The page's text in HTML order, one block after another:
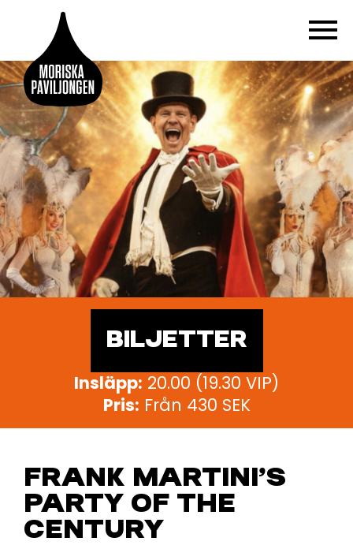
BILJETTER
Insläpp: 20.00 (19.30 VIP)
Pris: Från 430 SEK
FRANK MARTINI’S
PARTY OF THE
CENTURY